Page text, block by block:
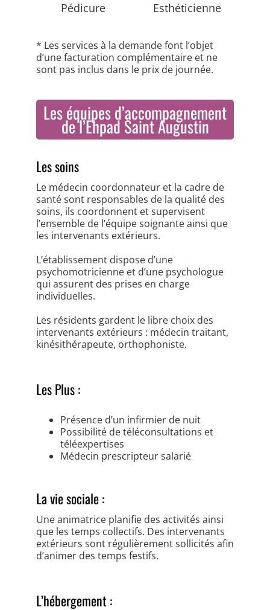
Pédicure Esthéticienne
* Les services à la demande font l’objet
d’une facturation complémentaire et ne
sont pas inclus dans le prix de journée.
Les équipes d’accompagnement
de l’Ehpad Saint Augustin
Les soins
Le médecin coordonnateur et la cadre de
santé sont responsables de la qualité des
soins, ils coordonnent et supervisent
l’ensemble de l’équipe soignante ainsi que
les intervenants extérieurs.
L’établissement dispose d’une
psychomotricienne et d’une psychologue
qui assurent des prises en charge
individuelles.
Les résidents gardent le libre choix des
intervenants extérieurs : médecin traitant,
kinésithérapeute, orthophoniste.
Les Plus :
Présence d’un infirmier de nuit
Possibilité de téléconsultations et
téléexpertises
Médecin prescripteur salarié
La vie sociale :
Une animatrice planifie des activités ainsi
que les temps collectifs. Des intervenants
extérieurs sont régulièrement sollicités afin
d’animer des temps festifs.
L’hébergement :